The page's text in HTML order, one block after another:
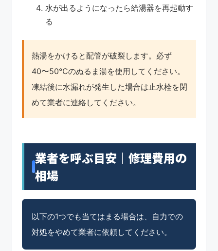
水が出るようになったら給湯器を再起動す
る
熱湯をかけると配管が破裂します。必ず
40〜50℃のぬるま湯を使用してください。
凍結後に水漏れが発生した場合は止水栓を閉
めて業者に連絡してください。
業者を呼ぶ目安｜修理費用の
相場
以下の1つでも当てはまる場合は、自力での
対処をやめて業者に依頼してください。